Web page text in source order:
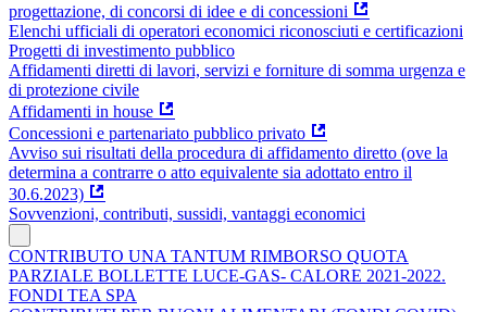
progettazione, di concorsi di idee e di concessioni
Elenchi ufficiali di operatori economici riconosciuti e certificazioni
Progetti di investimento pubblico
Affidamenti diretti di lavori, servizi e forniture di somma urgenza e
di protezione civile
Affidamenti in house
Concessioni e partenariato pubblico privato
Avviso sui risultati della procedura di affidamento diretto (ove la
determina a contrarre o atto equivalente sia adottato entro il
30.6.2023)
Sovvenzioni, contributi, sussidi, vantaggi economici
CONTRIBUTO UNA TANTUM RIMBORSO QUOTA
PARZIALE BOLLETTE LUCE-GAS- CALORE 2021-2022.
FONDI TEA SPA